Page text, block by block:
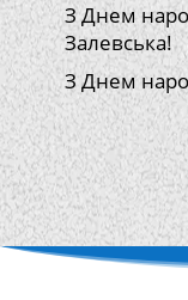
З Днем
Залевська!
З Днем